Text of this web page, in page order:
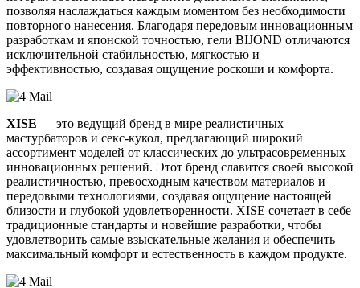
позволяя наслаждаться каждым моментом без необходимости
повторного нанесения. Благодаря передовым инновационным
разработкам и японской точностью, гели BIJOND отличаются
исключительной стабильностью, мягкостью и
эффективностью, создавая ощущение роскоши и комфорта.
XISE — это ведущий бренд в мире реалистичных
мастурбаторов и секс-кукол, предлагающий широкий
ассортимент моделей от классических до ультрасовременных
инновационных решений. Этот бренд славится своей высокой
реалистичностью, превосходным качеством материалов и
передовыми технологиями, создавая ощущение настоящей
близости и глубокой удовлетворенности. XISE сочетает в себе
традиционные стандарты и новейшие разработки, чтобы
удовлетворить самые взыскательные желания и обеспечить
максимальный комфорт и естественность в каждом продукте.